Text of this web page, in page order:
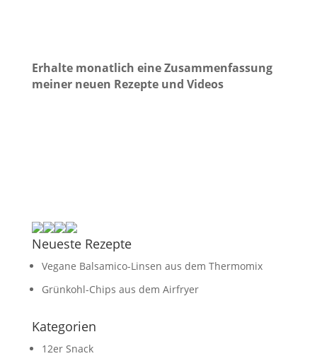
Erhalte monatlich eine Zusammenfassung
meiner neuen Rezepte und Videos
Neueste Rezepte
Vegane Balsamico-Linsen aus dem Thermomix
Grünkohl-Chips aus dem Airfryer
Kategorien
12er Snack